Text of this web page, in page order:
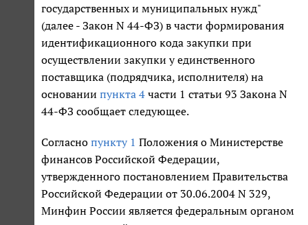
государственных и муниципальных нужд"
(далее - Закон N 44-ФЗ) в части формирования
идентификационного кода закупки при
осуществлении закупки у единственного
поставщика (подрядчика, исполнителя) на
основании пункта 4 части 1 статьи 93 Закона N
44-ФЗ сообщает следующее.
Согласно пункту 1 Положения о Министерстве
финансов Российской Федерации,
утвержденного постановлением Правительства
Российской Федерации от 30.06.2004 N 329,
Минфин России является федеральным органом